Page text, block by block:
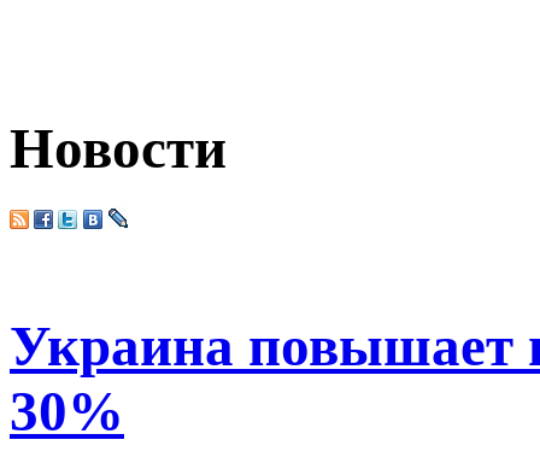
Новости
Украина повышает
30%